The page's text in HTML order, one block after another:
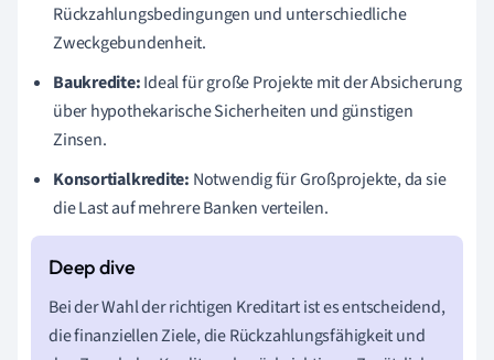
Rückzahlungsbedingungen und unterschiedliche
Zweckgebundenheit.
Baukredite:Ideal für große Projekte mit der Absicherung
über hypothekarische Sicherheiten und günstigen
Zinsen.
Konsortialkredite: Notwendig für Großprojekte, da sie
die Last auf mehrere Banken verteilen.
Bei der Wahl der richtigen Kreditart ist es entscheidend,
die finanziellen Ziele, die Rückzahlungsfähigkeit und